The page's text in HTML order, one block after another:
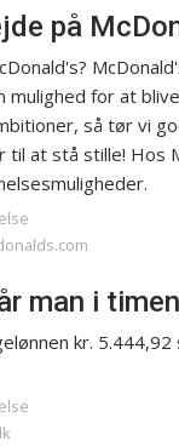
på
mulighed for at
så tør vi
til at stå stille! Hos
man i
kr. 5.444,92